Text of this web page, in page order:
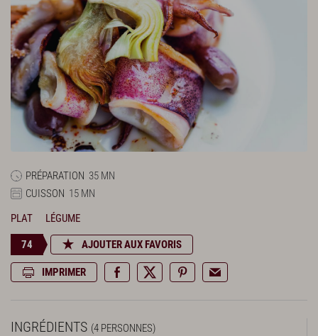
PRÉPARATION 35 MN
CUISSON 15 MN
PLAT
LÉGUME
74 AJOUTER AUX FAVORIS
IMPRIMER
INGRÉDIENTS (4 PERSONNES)